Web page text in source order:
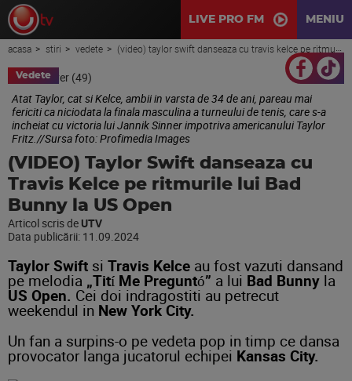
LIVE PRO FM MENIU
acasa stiri vedete (video) taylor swift danseaza cu travis kelce pe ritmurile lui bad bunny la us open
Vedete
Atat Taylor, cat si Kelce, ambii in varsta de 34 de ani, pareau mai
fericiti ca niciodata la finala masculina a turneului de tenis, care s-a
incheiat cu victoria lui Jannik Sinner impotriva americanului Taylor
Fritz.//Sursa foto: Profimedia Images
(VIDEO) Taylor Swift danseaza cu
Travis Kelce pe ritmurile lui Bad
Bunny la US Open
Articol scris de UTV
Data publicării: 11.09.2024
Taylor Swift si Travis Kelce au fost vazuti dansand
pe melodia „Tití Me Preguntó” a lui Bad Bunny la
US Open. Cei doi indragostiti au petrecut
weekendul in New York City.
Un fan a surpins-o pe vedeta pop in timp ce dansa
provocator langa jucatorul echipei Kansas City.